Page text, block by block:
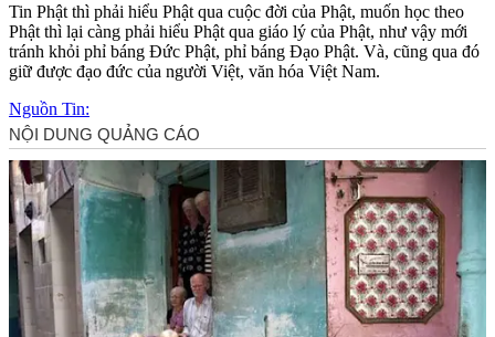
Tin Phật thì phải hiểu Phật qua cuộc đời của Phật, muốn học theo
Phật thì lại càng phải hiểu Phật qua giáo lý của Phật, như vậy mới
tránh khỏi phỉ báng Đức Phật, phỉ báng Đạo Phật. Và, cũng qua đó
giữ được đạo đức của người Việt, văn hóa Việt Nam.
Nguồn Tin: